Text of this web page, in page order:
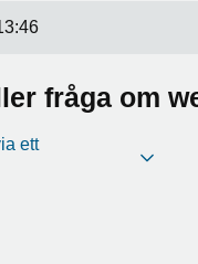
fråga om
ett